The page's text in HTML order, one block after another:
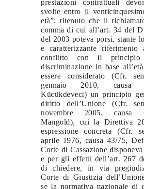
prestazioni contrattuali
svolte entro il
età”; ritenuto che il
comma di cui all’art. 34 del
del 2003 poteva porsi, stante
e caratterizzante riferimento
conflitto con il
discriminazione in base
essere considerato (Cfr.
gennaio 2010, causa
Kücükdeveci) un principio
diritto dell’Unione (Cfr.
novembre 2005, causa
Mangold), cui la Direttiva
espressione concreta (Cfr.
aprile 1976, causa 43/75,
Corte di Cassazione
e per gli effetti dell’art. 267
di chiedere, in via
Corte di Giustizia
se la normativa nazionale di